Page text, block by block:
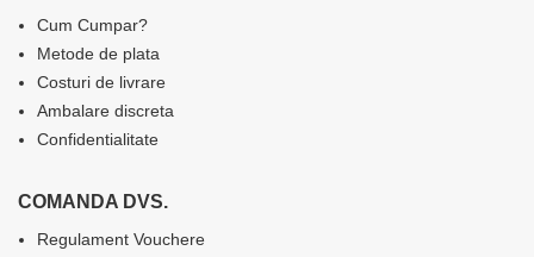
Cum Cumpar?
Metode de plata
Costuri de livrare
Ambalare discreta
Confidentialitate
COMANDA DVS.
Regulament Vouchere